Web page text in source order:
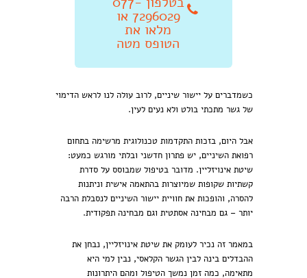
7296029 או
מלאו את
הטופס מטה
כשמדברים על יישור שיניים, לרוב עולה לנו לראש הדימוי
של גשר מתכתי בולט ולא נעים לעין.
אבל היום, בזכות התקדמות טכנולוגית מרשימה בתחום
רפואת השיניים, יש פתרון חדשני ובלתי מורגש כמעט:
שיטת אינויזליין. מדובר בטיפול שמבוסס על סדרת
קשתיות שקופות שמיוצרות בהתאמה אישית וניתנות
להסרה, והופכות את חוויית יישור השיניים לנסבלת הרבה
יותר – גם מבחינה אסתטית וגם מבחינה תפקודית.
במאמר זה נכיר לעומק את שיטת אינויזליין, נבחן את
ההבדלים בינה לבין הגשר הקלאסי, נבין למי היא
מתאימה, כמה זמן נמשך הטיפול ומהם היתרונות